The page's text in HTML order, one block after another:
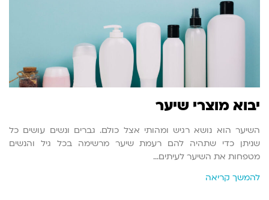
יבוא מוצרי שיער
השיער הוא נושא רגיש ומהותי אצל כולם. גברים ונשים עושים כל
שניתן כדי שתהיה להם רעמת שיער מרשימה בכל גיל והנשים
מטפחות את השיער לעיתים…
להמשך קריאה